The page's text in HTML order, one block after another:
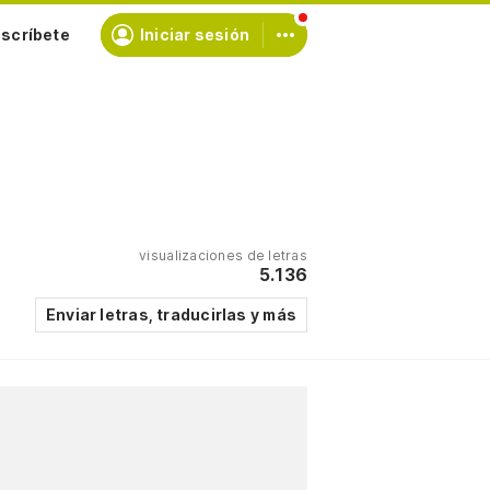
Iniciar sesión
visualizaciones de letras
5.136
Enviar letras, traducirlas y más